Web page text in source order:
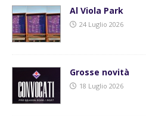
Al Viola Park
24 Luglio 2026
Grosse novità
18 Luglio 2026